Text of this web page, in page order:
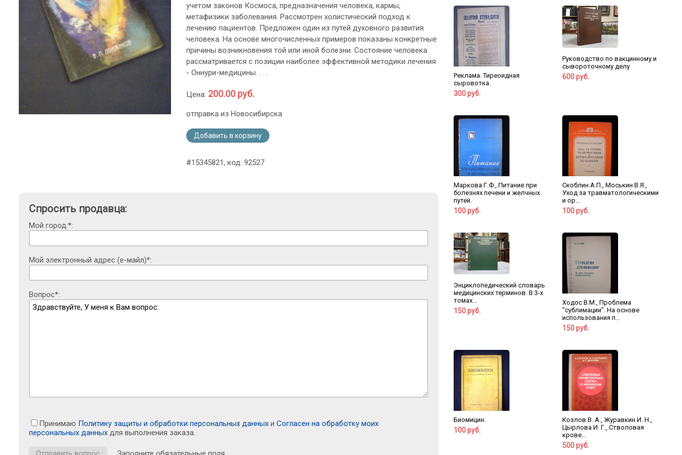
учетом законов Космоса, предназначения человека, кармы,
метафизики заболевания. Рассмотрен холистический подход к
лечению пациентов. Предложен один из путей духовного развития
человека. На основе многочисленных примеров показаны конкретные
причины возникновения той или иной болезни. Состояние человека
рассматривается с позиции наиболее эффективной методики лечения
- Оннури-медицины. . . .
Цена: 200.00 руб.
отправка из Новосибирска
Добавить в корзину
#15345821, код: 92527
Спросить продавца:
Мой город:*:
Мой электронный адрес (е-майл)*:
Вопрос*:
Принимаю Политику защиты и обработки персональных данных и Согласен на обработку моих
персональных данных для выполнения заказа.
Реклама. Тиреоидная
сыровотка.
300 руб.
Руководство по вакцинному и
сывороточному делу
600 руб.
Маркова Г.Ф., Питание при
болезнях печени и желчных
путей.
100 руб.
Скоблин А.П., Моськин В.Я.,
Уход за травматологическими
и ор...
100 руб.
Энциклопедический словарь
медицинских терминов. В 3-х
томах...
150 руб.
Ходос В.М., Проблема
"сублимации". На основе
использования п...
150 руб.
Биомицин.
100 руб.
Козлов В. А., Журавкин И. Н.,
Цырлова И. Г., Стволовая
крове...
500 руб.